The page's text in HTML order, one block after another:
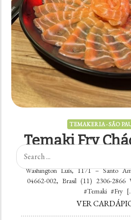
TEMAKERIA - SÃO
Temaki Fry
Rating: 4.4 Rated count: 241
Washington Luís, 1171 – Santo
04662-002, Brasil (11) 2306-2866
#Temaki #Fry
VER
Search
for: